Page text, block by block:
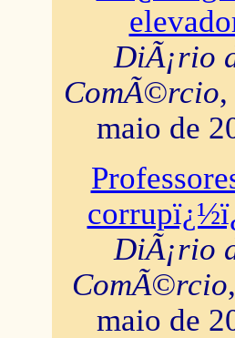
DiÃ¡rio
ComÃ©rcio
maio de
DiÃ¡rio
ComÃ©rcio
maio de